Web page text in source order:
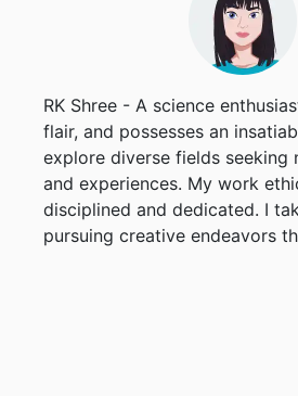
RK Shree - A science
flair, and possesses an
explore diverse fields seeking
and experiences. My work
disciplined and dedicated. I
pursuing creative endeavors